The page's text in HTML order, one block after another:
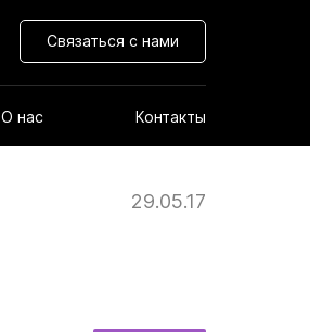
Связаться с нами
О нас Контакты
29.05.17